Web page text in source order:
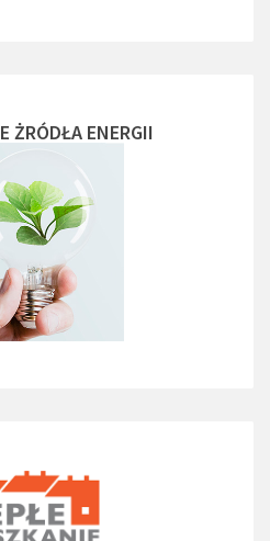
ŻRÓDŁA ENERGII